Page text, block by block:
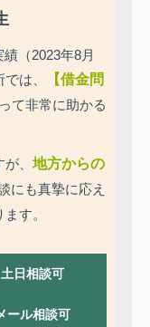
（2023年8月
は、
【借金問
て非常に助かる
、 地方からの
にも真摯に応え
す。
土日相談可
ール相談可